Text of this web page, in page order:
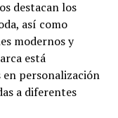
destacan los
así como
modernos y
está
personalización
a diferentes